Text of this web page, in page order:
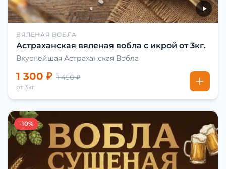
ВЯЛЕНАЯ ВОБЛА
Астраханская вяленая вобла с икрой от 3кг.
Вкуснейшая Астраханская Вобла
1 300 ₽ 1 450 ₽
от 3кг
-10%